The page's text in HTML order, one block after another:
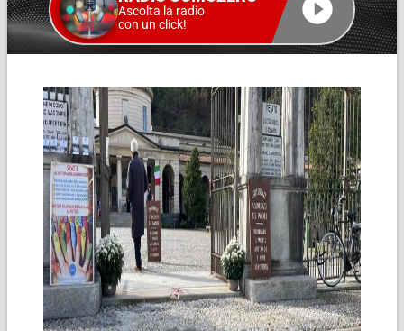
Ascolta la radio
con un click!